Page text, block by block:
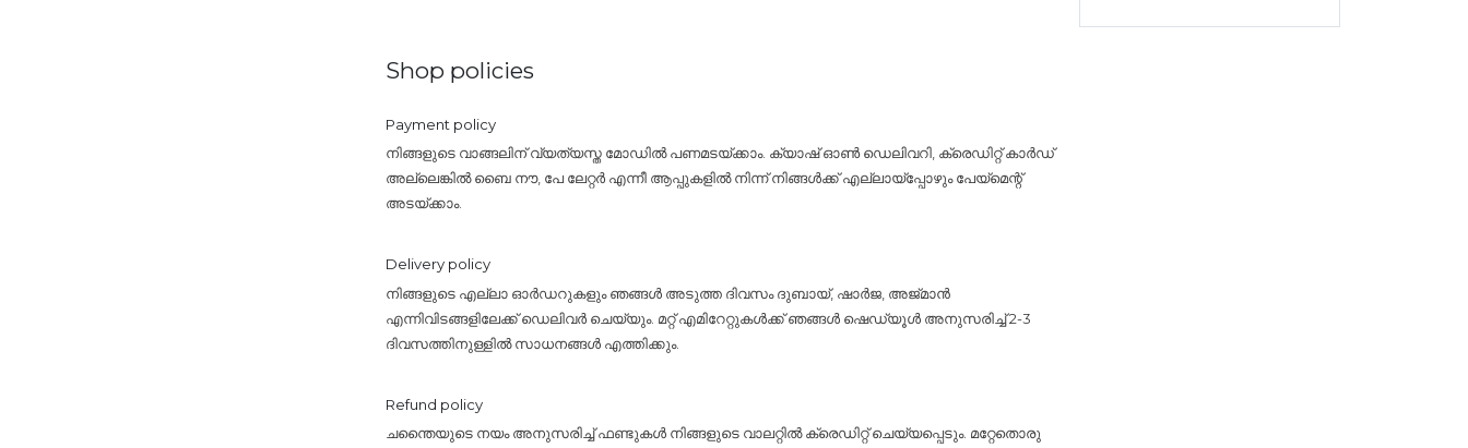
Shop policies
Payment policy
നിങ്ങളുടെ വാങ്ങലിന് വ്യത്യസ്ത മോഡിൽ പണമടയ്ക്കാം. ക്യാഷ് ഓൺ ഡെലിവറി, ക്രെഡിറ്റ് കാർഡ്
അല്ലെങ്കിൽ ബൈ നൗ, പേ ലേറ്റർ എന്നീ ആപ്പുകളിൽ നിന്ന് നിങ്ങൾക്ക് എല്ലായ്പ്പോഴും പേയ്‌മെന്റ്
അടയ്ക്കാം.
Delivery policy
നിങ്ങളുടെ എല്ലാ ഓർഡറുകളും ഞങ്ങൾ അടുത്ത ദിവസം ദുബായ്, ഷാർജ, അജ്മാൻ
എന്നിവിടങ്ങളിലേക്ക് ഡെലിവർ ചെയ്യും. മറ്റ് എമിറേറ്റുകൾക്ക് ഞങ്ങൾ ഷെഡ്യൂൾ അനുസരിച്ച് 2-3
ദിവസത്തിനുള്ളിൽ സാധനങ്ങൾ എത്തിക്കും.
Refund policy
ചന്തൈയുടെ നയം അനുസരിച്ച് ഫണ്ടുകൾ നിങ്ങളുടെ വാലറ്റിൽ ക്രെഡിറ്റ് ചെയ്യപ്പെടും. മറ്റേതൊരു